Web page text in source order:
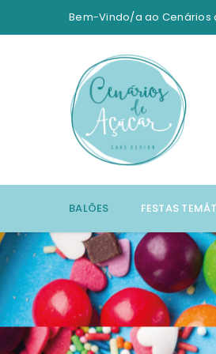
Bem-Vindo/a ao Cenários
BALÕES FESTAS